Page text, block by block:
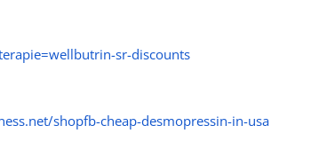
sr-discounts
shopfb-cheap-desmopressin-in-usa